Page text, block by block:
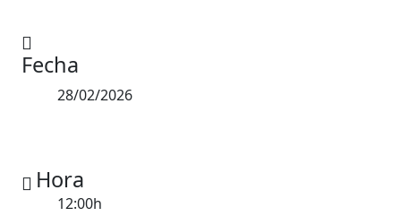
Fecha
28/02/2026
Hora
12:00h